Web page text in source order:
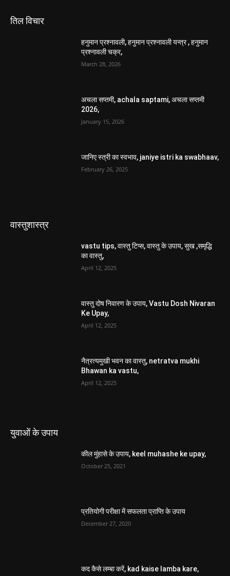
तिल विचार
हनुमान प्रश्नावली, हनुमान प्रश्नावली यन्त्र , हनुमान
प्रश्नावली चक्र,
March 28, 2026
अचला सप्तमी, achala saptami, अचला सप्तमी
2026,
January 15, 2026
जानिए स्त्री का स्वभाव, janiye istri ka swabhaav,
February 26, 2025
वास्तुशास्त्र
vastu tips, वास्तु टिप्स, वास्तु के उपाय, सुख ,समृद्धि
का वास्तु,
April 12, 2025
वास्तु दोष निवारण के उपाय, Vastu Dosh Nivaran
Ke Upay,
April 12, 2025
नैत्रत्यमुखी भवन का वास्तु, netratva mukhi
Bhawan ka vastu,
April 12, 2025
युवाओं के उपाय
कील मुंहासे के उपाय, keel muhashe ke upay,
October 25, 2021
प्रतियोगी परीक्षा में सफलता प्राप्ति के उपाय
December 27, 2020
कद कैसे लम्बा करें, kad kaise lamba kare,